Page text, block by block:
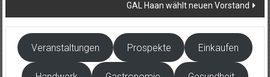
GAL Haan wählt neuen Vorstand
Veranstaltungen Prospekte Einkaufen